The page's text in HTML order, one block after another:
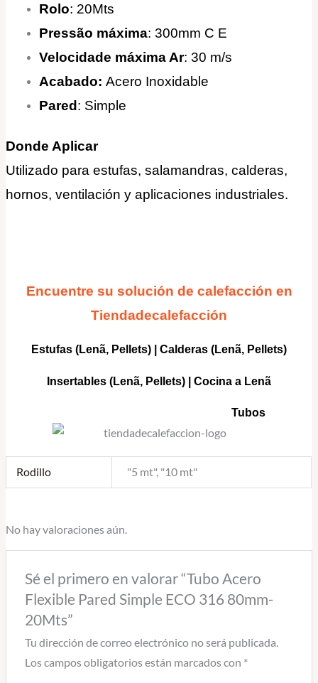
Rolo: 20Mts
Pressão máxima: 300mm C E
Velocidade máxima Ar: 30 m/s
Acabado: Acero Inoxidable
Pared: Simple
Donde Aplicar
Utilizado para estufas, salamandras, calderas,
hornos, ventilación y aplicaciones industriales.
Encuentre su solución de calefacción en
Tiendadecalefacción
Estufas (Lenã, Pellets) Calderas (Lenã, Pellets)
Insertables (Lenã, Pellets) | Cocina a Lenã
Tubos
Rodillo "5 mt", "10 mt"
No hay valoraciones aún.
Sé el primero en valorar “Tubo Acero
Flexible Pared Simple ECO 316 80mm-
20Mts”
Tu dirección de correo electrónico no será publicada.
Los campos obligatorios están marcados con *